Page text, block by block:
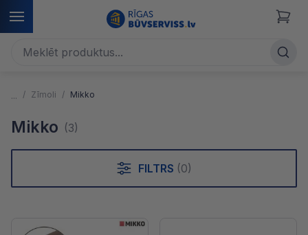
Zīmoli Mikko
Mikko (3)
FILTRS (0)